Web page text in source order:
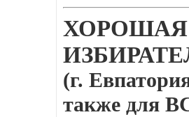
ХОРОШАЯ
(г.
также для